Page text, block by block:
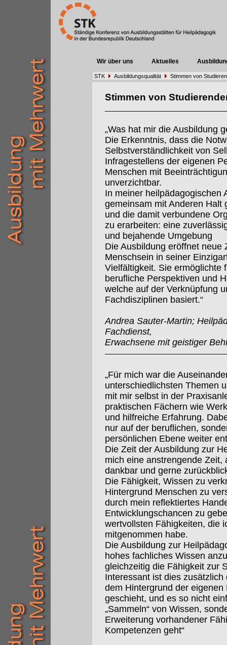
Wir über uns Aktuelles
STK Ausbildungsqualität Stimmen von
Stimmen von
„Was hat mir die Ausbildung
Die Erkenntnis, dass die
Selbstverständlichkeit von
Infragestellens der eigenen
Menschen mit
unverzichtbar.
In meiner heilpädagogischen
gemeinsam mit Anderen Halt
und die damit verbundene
zu erarbeiten: eine
und bejahende Umgebung
Die Ausbildung eröffnet neue
Menschsein in seiner
Vielfältigkeit. Sie ermöglichte
berufliche Perspektiven und
welche auf der Verknüpfung
Fachdisziplinen basiert.“
Andrea Sauter-Martin;
Fachdienst,
Erwachsene mit geistiger
„Für mich war die
unterschiedlichsten Themen
mit mir selbst in der
praktischen Fächern wie
und hilfreiche Erfahrung.
nur auf der beruflichen,
persönlichen Ebene weiter
Die Zeit der Ausbildung zur
mich eine anstrengende Zeit,
dankbar und gerne
Die Fähigkeit, Wissen zu
Hintergrund Menschen zu
durch mein reflektiertes
Entwicklungschancen zu
wertvollsten Fähigkeiten, die
mitgenommen habe.
Die Ausbildung zur
hohes fachliches Wissen
gleichzeitig die Fähigkeit zur
Interessant ist dies
dem Hintergrund der eigenen
geschieht, und es so nicht
„Sammeln“ von Wissen,
Erweiterung vorhandener
Kompetenzen geht“